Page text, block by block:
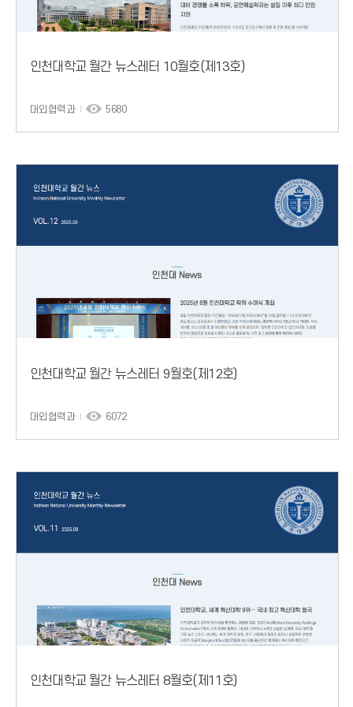
인천대학교 월간 뉴스레터 10월호(제13호)
대외협력과 5680
인천대학교 월간 뉴스레터 9월호(제12호)
대외협력과 6072
인천대학교 월간 뉴스레터 8월호(제11호)